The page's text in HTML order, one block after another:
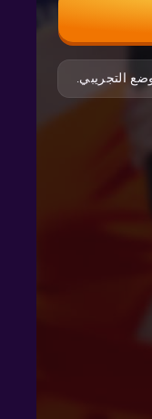
التجريبي.